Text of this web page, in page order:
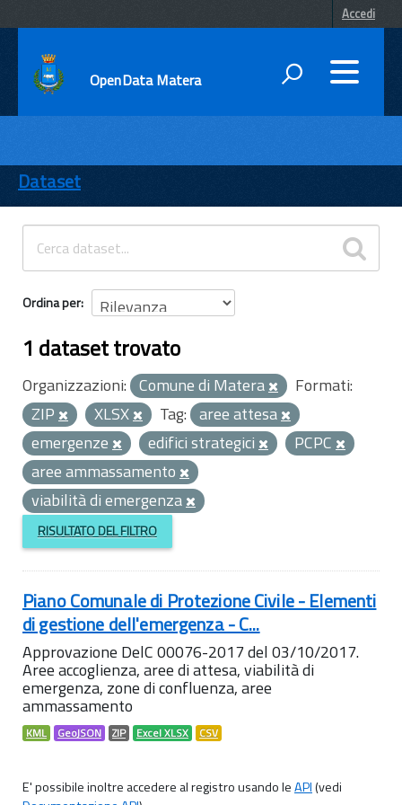
Accedi
OpenData Matera
ENTI
TEMI
INFORMAZIONI
Dataset
Ordina per
1 dataset trovato
Organizzazioni: Comune di Matera
Formati:
ZIP
XLSX Tag: aree attesa
emergenze
edifici strategici
PCPC
aree ammassamento
viabilità di emergenza
RISULTATO DEL FILTRO
Piano Comunale di Protezione Civile - Elementi
di gestione dell'emergenza - C...
Approvazione DelC 00076-2017 del 03/10/2017.
Aree accoglienza, aree di attesa, viabilità di
emergenza, zone di confluenza, aree
ammassamento
KML GeoJSON ZIP Excel XLSX CSV
E' possibile inoltre accedere al registro usando leAPI(vedi